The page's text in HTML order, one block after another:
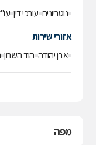
נוטריונים עורכי דין
אזורי שירות
אבן יהודה הוד השרון
מפה